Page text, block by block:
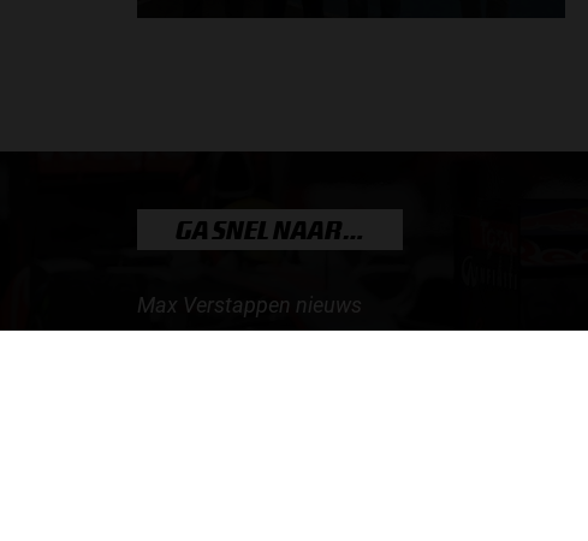
GA SNEL NAAR…
Max Verstappen nieuws